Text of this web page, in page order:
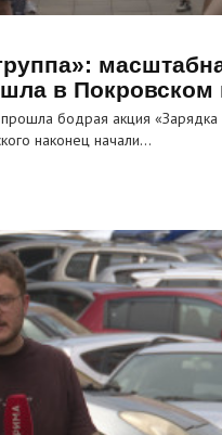
в Покровском
бодрая акция «Зарядка
наконец начали…